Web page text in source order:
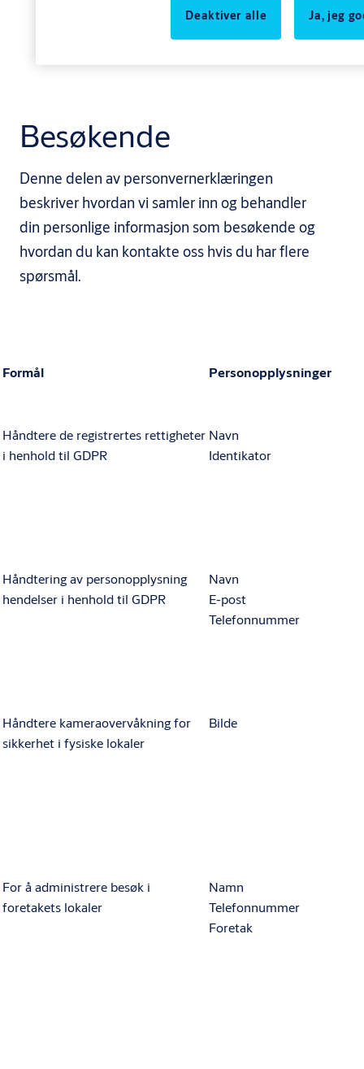
Besøkende
Denne delen av personvernerklæringen
beskriver hvordan vi samler inn og behandler
din personlige informasjon som besøkende og
hvordan du kan kontakte oss hvis du har flere
spørsmål.
Formål Personopplysninger
Håndtere de registrertes rettigheter
i henhold til GDPR
Navn
Identikator
Håndtering av personopplysning
hendelser i henhold til GDPR
Navn
E-post
Telefonnummer
Håndtere kameraovervåkning for
sikkerhet i fysiske lokaler
Bilde
For å administrere besøk i
foretakets lokaler
Namn
Telefonnummer
Foretak
Deaktiver alle Ja, jeg